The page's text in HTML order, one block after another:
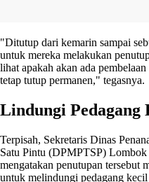
"Ditutup dari kemarin sampai
untuk mereka melakukan
lihat apakah akan ada
tetap tutup permanen," tegasnya.
Lindungi Pedagang
Terpisah, Sekretaris Dinas
Satu Pintu (DPMPTSP)
mengatakan penutupan tersebut
untuk melindungi pedagang